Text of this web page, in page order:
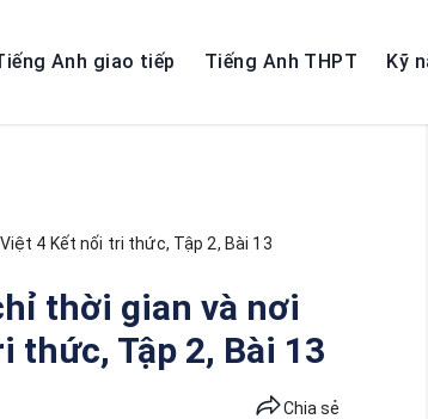
Anh giao tiếp Tiếng Anh THPT Kỹ
4 Kết nối tri thức, Tập 2, Bài 13
thời gian và nơi
thức, Tập 2, Bài 13
Chia sẻ